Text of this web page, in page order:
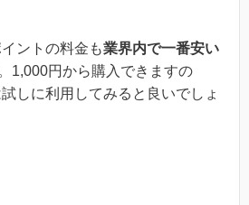
ントの料金も業界内で一番安い
1,000円から購入できますの
しに利用してみると良いでしょ